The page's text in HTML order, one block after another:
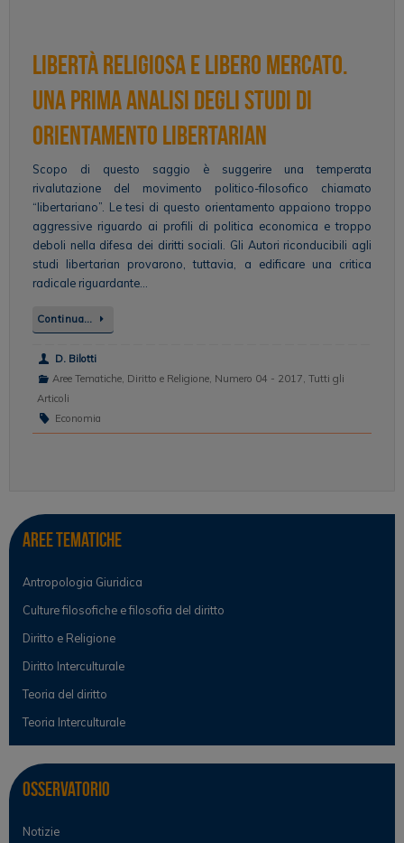
Libertà religiosa e libero mercato.
Una prima analisi degli studi di
orientamento libertarian
Scopo di questo saggio è suggerire una temperata
rivalutazione del movimento politico-filosofico chiamato
“libertariano”. Le tesi di questo orientamento appaiono troppo
aggressive riguardo ai profili di politica economica e troppo
deboli nella difesa dei diritti sociali. Gli Autori riconducibili agli
studi libertarian provarono, tuttavia, a edificare una critica
radicale riguardante…
Continua…
D. Bilotti
Aree Tematiche, Diritto e Religione, Numero 04 - 2017, Tutti gli
Articoli
Economia
Aree tematiche
Antropologia Giuridica
Culture filosofiche e filosofia del diritto
Diritto e Religione
Diritto Interculturale
Teoria del diritto
Teoria Interculturale
Osservatorio
Notizie